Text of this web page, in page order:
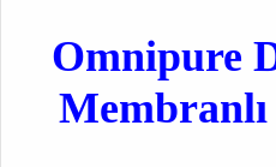
Omnipure